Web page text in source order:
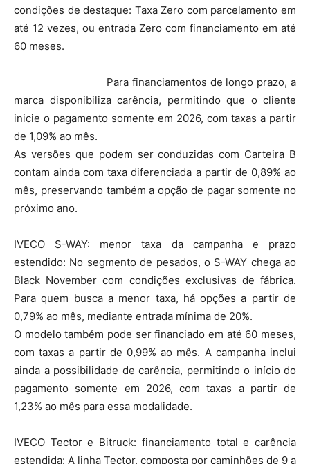
condições de destaque: Taxa Zero com parcelamento em
até 12 vezes, ou entrada Zero com financiamento em até
60 meses.
Para financiamentos de longo prazo, a
marca disponibiliza carência, permitindo que o cliente
inicie o pagamento somente em 2026, com taxas a partir
de 1,09% ao mês.
As versões que podem ser conduzidas com Carteira B
contam ainda com taxa diferenciada a partir de 0,89% ao
mês, preservando também a opção de pagar somente no
próximo ano.
IVECO S-WAY: menor taxa da campanha e prazo
estendido: No segmento de pesados, o S-WAY chega ao
Black November com condições exclusivas de fábrica.
Para quem busca a menor taxa, há opções a partir de
0,79% ao mês, mediante entrada mínima de 20%.
O modelo também pode ser financiado em até 60 meses,
com taxas a partir de 0,99% ao mês. A campanha inclui
ainda a possibilidade de carência, permitindo o início do
pagamento somente em 2026, com taxas a partir de
1,23% ao mês para essa modalidade.
IVECO Tector e Bitruck: financiamento total e carência
estendida: A linha Tector, composta por caminhões de 9 a